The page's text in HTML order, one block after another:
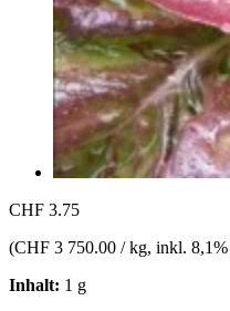
CHF 3.75
(CHF 3 750.00 / kg, inkl.
Inhalt: 1 g